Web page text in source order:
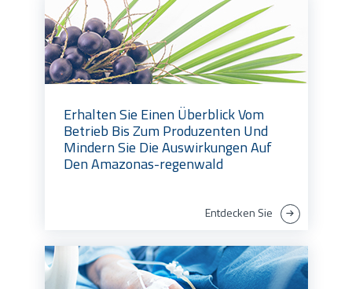
Erhalten Sie Einen Überblick Vom
Betrieb Bis Zum Produzenten Und
Mindern Sie Die Auswirkungen Auf
Den Amazonas-regenwald
Entdecken Sie